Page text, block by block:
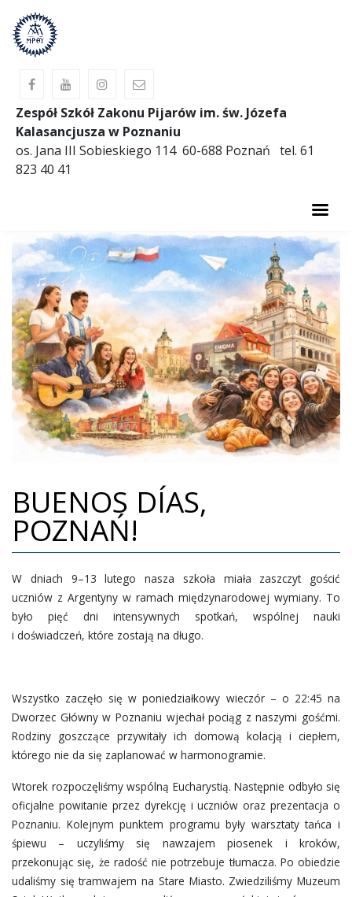
Zespół Szkół Zakonu Pijarów im. św. Józefa
Kalasancjusza w Poznaniu
os. Jana III Sobieskiego 114 60-688 Poznań tel. 61
823 40 41
AKTUALNOŚCI
O SZKOLE
PREWENCJA
OBIADY
BIBLIOTEKA
RADA RODZICÓW
PLAN LEKCJI
MY I NASZE SUKCESY
WSPIERAJ NAS
POZNAŃSKI BIEG JOŃCA
REKRUTACJA
KONTAKT
20 LECIE SZKOŁY
BUENOS DÍAS,
POZNAŃ!
W dniach 9–13 lutego nasza szkoła miała zaszczyt gościć
uczniów z Argentyny w ramach międzynarodowej wymiany. To
było pięć dni intensywnych spotkań, wspólnej nauki
i doświadczeń, które zostają na długo.
Wszystko zaczęło się w poniedziałkowy wieczór – o 22:45 na
Dworzec Główny w Poznaniu wjechał pociąg z naszymi gośćmi.
Rodziny goszczące przywitały ich domową kolacją i ciepłem,
którego nie da się zaplanować w harmonogramie.
Wtorek rozpoczęliśmy wspólną Eucharystią. Następnie odbyło się
oficjalne powitanie przez dyrekcję i uczniów oraz prezentacja o
Poznaniu. Kolejnym punktem programu były warsztaty tańca i
śpiewu – uczyliśmy się nawzajem piosenek i kroków,
przekonując się, że radość nie potrzebuje tłumacza. Po obiedzie
udaliśmy się tramwajem na Stare Miasto. Zwiedziliśmy Muzeum